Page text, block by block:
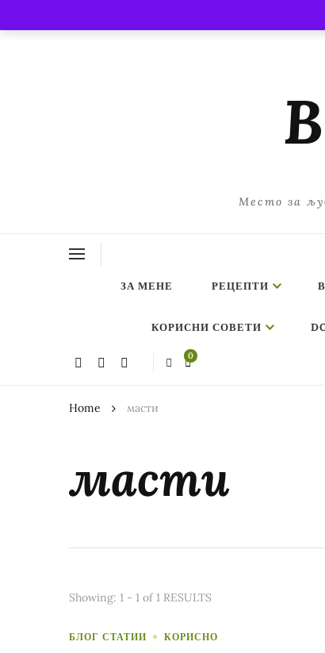
Место за
ЗА МЕНЕ РЕЦЕПТИ
КОРИСНИ СОВЕТИ
0
Home масти
масти
Showing: 1 - 1 of 1 RESULTS
БЛОГ СТАТИИ КОРИСНО